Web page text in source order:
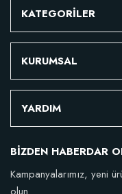
Stokta Yok
KATEGORİLER
KURUMSAL
YARDIM
BİZDEN HABERDAR
Kampanyalarımız, yeni